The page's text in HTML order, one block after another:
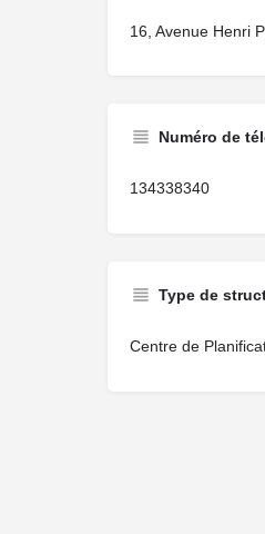
16, Avenue Henri
Numéro de
134338340
Type de
Centre de